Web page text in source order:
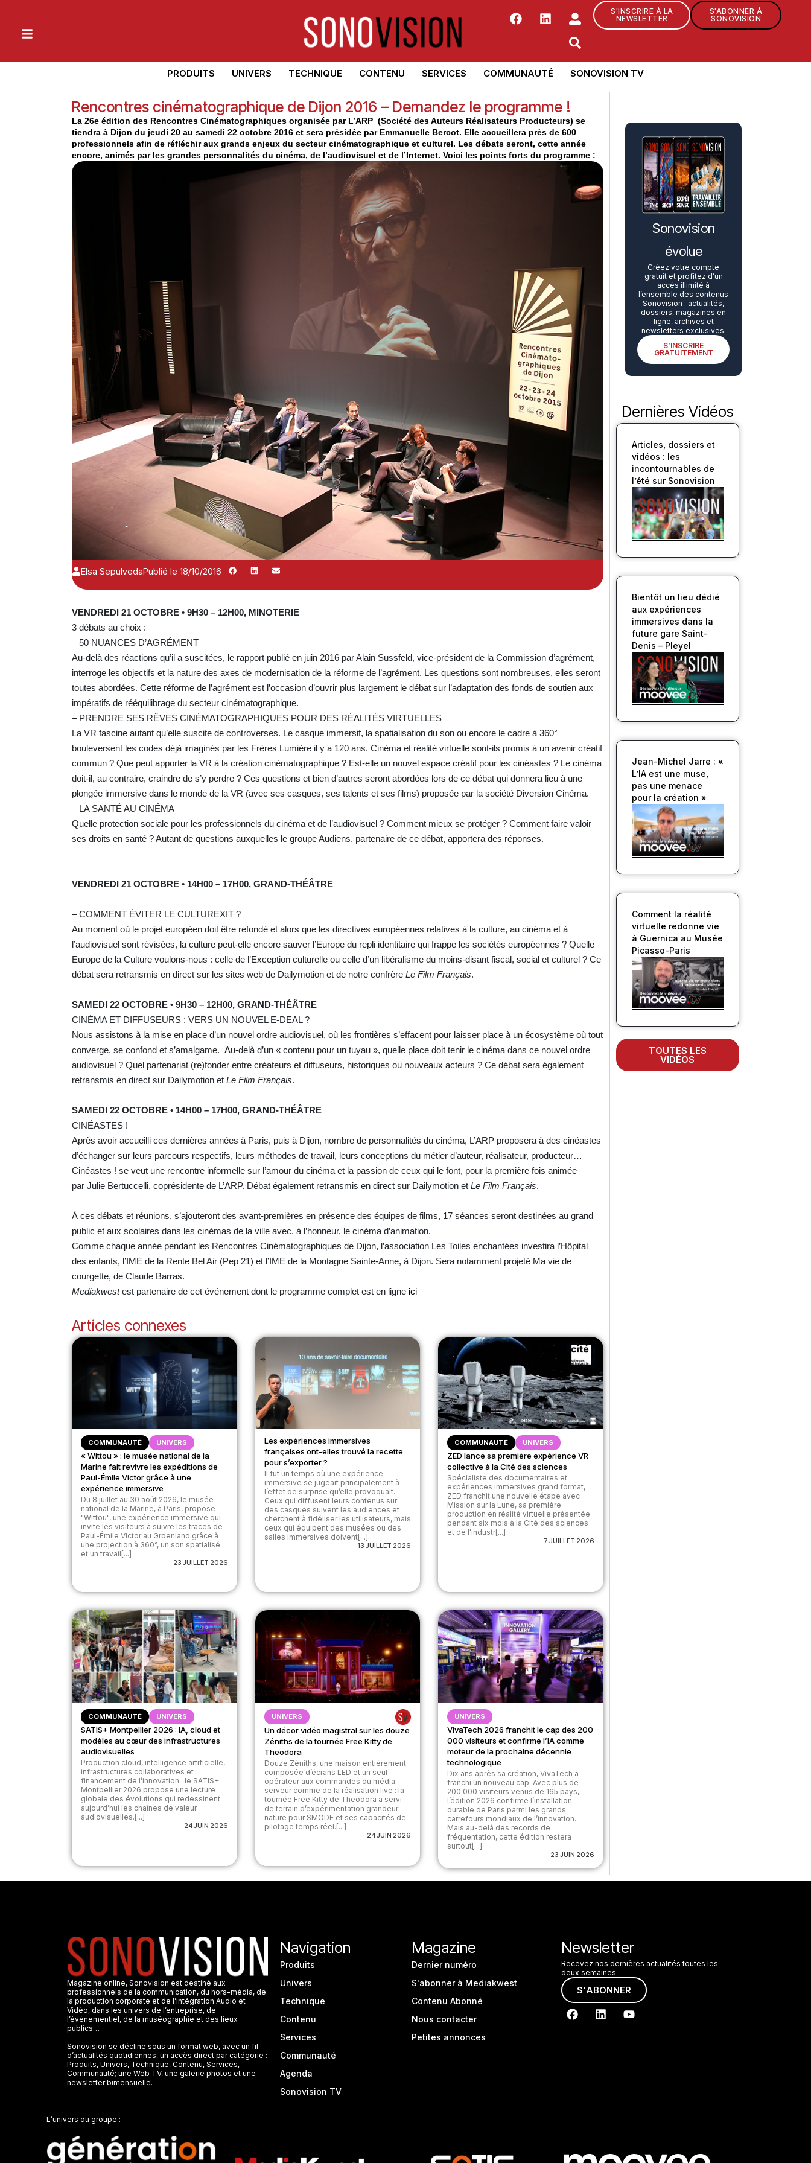
S'INSCRIRE À LA
NEWSLETTER
S'ABONNER À
SONOVISION
PRODUITS UNIVERS TECHNIQUE CONTENU SERVICES COMMUNAUTÉ SONOVISION TV
Rencontres cinématographique de Dijon 2016 – Demandez le programme !
La 26e édition des Rencontres Cinématographiques organisée par L’ARP (Société des Auteurs Réalisateurs Producteurs) se
tiendra à Dijon du jeudi 20 au samedi 22 octobre 2016 et sera présidée par Emmanuelle Bercot. Elle accueillera près de 600
professionnels afin de réfléchir aux grands enjeux du secteur cinématographique et culturel. Les débats seront, cette année
encore, animés par les grandes personnalités du cinéma, de l’audiovisuel et de l’Internet. Voici les points forts du programme :
Elsa SepulvedaPublié le 18/10/2016
VENDREDI 21 OCTOBRE • 9H30 – 12H00, MINOTERIE
3 débats au choix :
– 50 NUANCES D’AGRÉMENT
Au-delà des réactions qu’il a suscitées, le rapport publié en juin 2016 par Alain Sussfeld, vice-président de la Commission d’agrément,
interroge les objectifs et la nature des axes de modernisation de la réforme de l’agrément. Les questions sont nombreuses, elles seront
toutes abordées. Cette réforme de l’agrément est l’occasion d’ouvrir plus largement le débat sur l’adaptation des fonds de soutien aux
impératifs de rééquilibrage du secteur cinématographique.
– PRENDRE SES RÊVES CINÉMATOGRAPHIQUES POUR DES RÉALITÉS VIRTUELLES
La VR fascine autant qu’elle suscite de controverses. Le casque immersif, la spatialisation du son ou encore le cadre à 360°
bouleversent les codes déjà imaginés par les Frères Lumière il y a 120 ans. Cinéma et réalité virtuelle sont-ils promis à un avenir créatif
commun ? Que peut apporter la VR à la création cinématographique ? Est-elle un nouvel espace créatif pour les cinéastes ? Le cinéma
doit-il, au contraire, craindre de s’y perdre ? Ces questions et bien d’autres seront abordées lors de ce débat qui donnera lieu à une
plongée immersive dans le monde de la VR (avec ses casques, ses talents et ses films) proposée par la société Diversion Cinéma.
– LA SANTÉ AU CINÉMA
Quelle protection sociale pour les professionnels du cinéma et de l’audiovisuel ? Comment mieux se protéger ? Comment faire valoir
ses droits en santé ? Autant de questions auxquelles le groupe Audiens, partenaire de ce débat, apportera des réponses.
VENDREDI 21 OCTOBRE • 14H00 – 17H00, GRAND-THÉÂTRE
– COMMENT ÉVITER LE CULTUREXIT ?
Au moment où le projet européen doit être refondé et alors que les directives européennes relatives à la culture, au cinéma et à
l’audiovisuel sont révisées, la culture peut-elle encore sauver l’Europe du repli identitaire qui frappe les sociétés européennes ? Quelle
Europe de la Culture voulons-nous : celle de l’Exception culturelle ou celle d’un libéralisme du moins-disant fiscal, social et culturel ? Ce
débat sera retransmis en direct sur les sites web de Dailymotion et de notre confrèreLe Film Français.
SAMEDI 22 OCTOBRE • 9H30 – 12H00, GRAND-THÉÂTRE
CINÉMA ET DIFFUSEURS : VERS UN NOUVEL E-DEAL ?
Nous assistons à la mise en place d’un nouvel ordre audiovisuel, où les frontières s’effacent pour laisser place à un écosystème où tout
converge, se confond et s’amalgame. Au-delà d’un « contenu pour un tuyau », quelle place doit tenir le cinéma dans ce nouvel ordre
audiovisuel ? Quel partenariat (re)fonder entre créateurs et diffuseurs, historiques ou nouveaux acteurs ? Ce débat sera également
retransmis en direct sur Dailymotion etLe Film Français.
SAMEDI 22 OCTOBRE • 14H00 – 17H00, GRAND-THÉÂTRE
CINÉASTES !
Après avoir accueilli ces dernières années à Paris, puis à Dijon, nombre de personnalités du cinéma, L’ARP proposera à des cinéastes
d’échanger sur leurs parcours respectifs, leurs méthodes de travail, leurs conceptions du métier d’auteur, réalisateur, producteur…
Cinéastes ! se veut une rencontre informelle sur l’amour du cinéma et la passion de ceux qui le font, pour la première fois animée
par Julie Bertuccelli, coprésidente de L’ARP. Débat également retransmis en direct sur Dailymotion etLe Film Français.
À ces débats et réunions, s’ajouteront des avant-premières en présence des équipes de films, 17 séances seront destinées au grand
public et aux scolaires dans les cinémas de la ville avec, à l’honneur, le cinéma d’animation.
Comme chaque année pendant les Rencontres Cinématographiques de Dijon, l’association Les Toiles enchantées investira l’Hôpital
des enfants, l’IME de la Rente Bel Air (Pep 21) et l’IME de la Montagne Sainte-Anne, à Dijon. Sera notamment projeté Ma vie de
courgette, de Claude Barras.
Mediakwestest partenaire de cet événement dont le programme complet est en ligne ici
Articles connexes
COMMUNAUTÉ UNIVERS
« Wittou » : le musée national de la
Marine fait revivre les expéditions de
Paul-Émile Victor grâce à une
expérience immersive
Du 8 juillet au 30 août 2026, le musée
national de la Marine, à Paris, propose
"Wittou", une expérience immersive qui
invite les visiteurs à suivre les traces de
Paul-Émile Victor au Groenland grâce à
une projection à 360°, un son spatialisé
et un travail[...]
23 JUILLET 2026
Les expériences immersives
françaises ont-elles trouvé la recette
pour s’exporter ?
Il fut un temps où une expérience
immersive se jugeait principalement à
l’effet de surprise qu’elle provoquait.
Ceux qui diffusent leurs contenus sur
des casques suivent les audiences et
cherchent à fidéliser les utilisateurs, mais
ceux qui équipent des musées ou des
salles immersives doivent[...]
13 JUILLET 2026
COMMUNAUTÉ UNIVERS
ZED lance sa première expérience VR
collective à la Cité des sciences
Spécialiste des documentaires et
expériences immersives grand format,
ZED franchit une nouvelle étape avec
Mission sur la Lune, sa première
production en réalité virtuelle présentée
pendant six mois à la Cité des sciences
et de l'industr[...]
7 JUILLET 2026
COMMUNAUTÉ UNIVERS
SATIS+ Montpellier 2026 : IA, cloud et
modèles au cœur des infrastructures
audiovisuelles
Production cloud, intelligence artificielle,
infrastructures collaboratives et
financement de l’innovation : le SATIS+
Montpellier 2026 propose une lecture
globale des évolutions qui redessinent
aujourd’hui les chaînes de valeur
audiovisuelles.[...]
24 JUIN 2026
UNIVERS
Un décor vidéo magistral sur les douze
Zéniths de la tournée Free Kitty de
Theodora
Douze Zéniths, une maison entièrement
composée d’écrans LED et un seul
opérateur aux commandes du média
serveur comme de la réalisation live : la
tournée Free Kitty de Theodora a servi
de terrain d’expérimentation grandeur
nature pour SMODE et ses capacités de
pilotage temps réel.[...]
24 JUIN 2026
UNIVERS
VivaTech 2026 franchit le cap des 200
000 visiteurs et confirme l’IA comme
moteur de la prochaine décennie
technologique
Dix ans après sa création, VivaTech a
franchi un nouveau cap. Avec plus de
200 000 visiteurs venus de 165 pays,
l’édition 2026 confirme l’installation
durable de Paris parmi les grands
carrefours mondiaux de l’innovation.
Mais au-delà des records de
fréquentation, cette édition restera
surtout[...]
23 JUIN 2026
Sonovision
évolue
Créez votre compte
gratuit et profitez d’un
accès illimité à
l’ensemble des contenus
Sonovision : actualités,
dossiers, magazines en
ligne, archives et
newsletters exclusives.
S’INSCRIRE
GRATUITEMENT
Dernières Vidéos
Articles, dossiers et
vidéos : les
incontournables de
l’été sur Sonovision
Bientôt un lieu dédié
aux expériences
immersives dans la
future gare Saint-
Denis – Pleyel
Jean-Michel Jarre : «
L’IA est une muse,
pas une menace
pour la création »
Comment la réalité
virtuelle redonne vie
à Guernica au Musée
Picasso-Paris
TOUTES LES
VIDÉOS
Magazine online, Sonovision est destiné aux
professionnels de la communication, du hors-média, de
la production corporate et de l’intégration Audio et
Vidéo, dans les univers de l’entreprise, de
l’évènementiel, de la muséographie et des lieux
publics…
Sonovision se décline sous un format web, avec un fil
d’actualités quotidiennes, un accès direct par catégorie :
Produits, Univers, Technique, Contenu, Services,
Communauté; une Web TV, une galerie photos et une
newsletter bimensuelle.
Navigation
Produits
Univers
Technique
Contenu
Services
Communauté
Agenda
Sonovision TV
Magazine
Dernier numéro
S'abonner à Mediakwest
Contenu Abonné
Nous contacter
Petites annonces
Newsletter
Recevez nos dernières actualités toutes les
deux semaines.
S'ABONNER
L’univers du groupe :